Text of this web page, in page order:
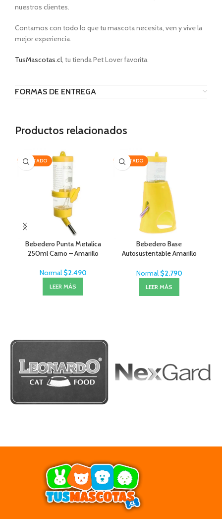
nuestros clientes.
Contamos con todo lo que tu mascota necesita, ven y vive la
mejor experiencia.
TusMascotas.cl, tu tienda Pet Lover favorita.
FORMAS DE ENTREGA
Productos relacionados
AGOTADO
Bebedero Punta Metalica
250ml Carno – Amarillo
Normal $2.490
LEER MÁS
AGOTADO
Bebedero Base
Autosustentable Amarillo
Normal $2.790
LEER MÁS